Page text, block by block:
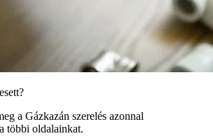
a Gázkazán szerelés azonnal
többi oldalainkat.